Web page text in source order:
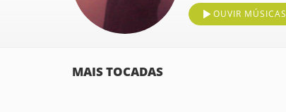
OUVIR MÚSICAS
MAIS TOCADAS